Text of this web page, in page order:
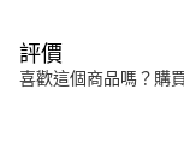
評價
喜歡這個商品嗎？購